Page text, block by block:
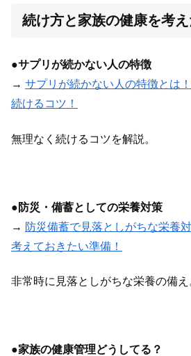
続け方と家族の健康を考
●サプリが続かない人の特徴
→ サプリが続かない人の特徴とは
続けるコツ！
無理なく続けるコツを解説。
● 防災・備蓄としての栄養対策
→ 防災備蓄で見落としがちな栄養
考えておきたい準備！
非常時に見落としがちな栄養の備え
●家族の健康管理どうしてる？